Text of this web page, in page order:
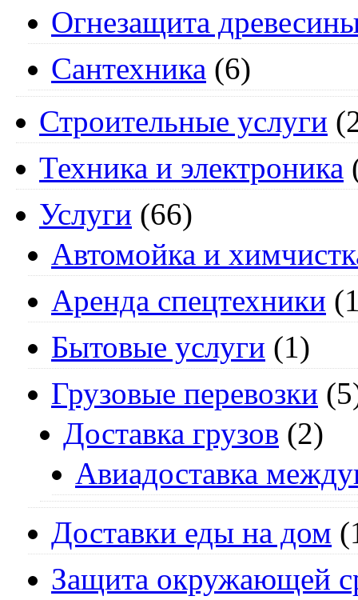
Огнезащита
Сантехника (6)
Строительные услуги
Техника и электроника
Услуги (66)
Автомойка и
Аренда спецтехники
Бытовые услуги (1)
Грузовые перевозки
Доставка грузов (2)
Авиадоставка
Доставки еды на дом
Защита окружающей